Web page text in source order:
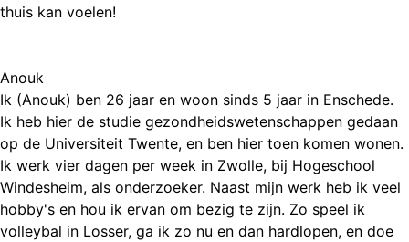
thuis kan voelen!
Anouk
Ik (Anouk) ben 26 jaar en woon sinds 5 jaar in Enschede.
Ik heb hier de studie gezondheidswetenschappen gedaan
op de Universiteit Twente, en ben hier toen komen wonen.
Ik werk vier dagen per week in Zwolle, bij Hogeschool
Windesheim, als onderzoeker. Naast mijn werk heb ik veel
hobby's en hou ik ervan om bezig te zijn. Zo speel ik
volleybal in Losser, ga ik zo nu en dan hardlopen, en doe